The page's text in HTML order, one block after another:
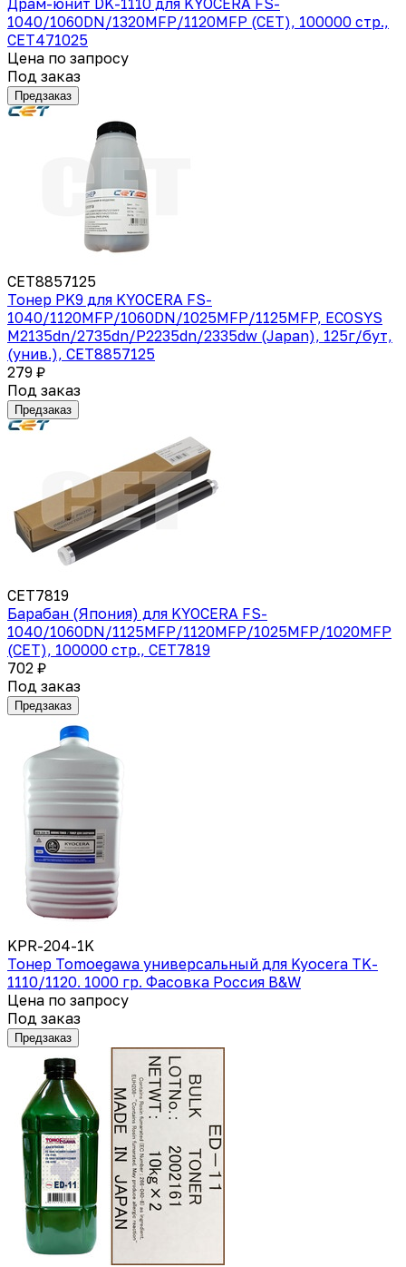
1040/1060DN/1320MFP/1120MFP (CET), 100000 стр.,
CET471025
Цена по запросу
Под заказ
Предзаказ
CET8857125
Тонер PK9 для KYOCERA FS-
1040/1120MFP/1060DN/1025MFP/1125MFP, ECOSYS
M2135dn/2735dn/P2235dn/2335dw (Japan), 125г/бут,
(унив.), CET8857125
279 ₽
Под заказ
Предзаказ
CET7819
Барабан (Япония) для KYOCERA FS-
1040/1060DN/1125MFP/1120MFP/1025MFP/1020MFP
(CET), 100000 стр., CET7819
702 ₽
Под заказ
Предзаказ
KPR-204-1K
Тонер Tomoegawa универсальный для Kyocera TK-
1110/1120. 1000 гр. Фасовка Россия B&W
Цена по запросу
Под заказ
Предзаказ